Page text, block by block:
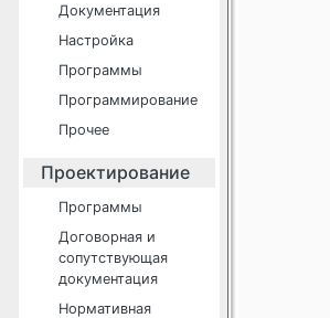
Документация
Настройка
Программы
Программирование
Прочее
Проектирование
Программы
Договорная и
сопутствующая
документация
Нормативная